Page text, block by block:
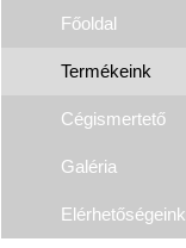
Főoldal
Termékeink
Cégismertető
Galéria
Elérhetőségeink